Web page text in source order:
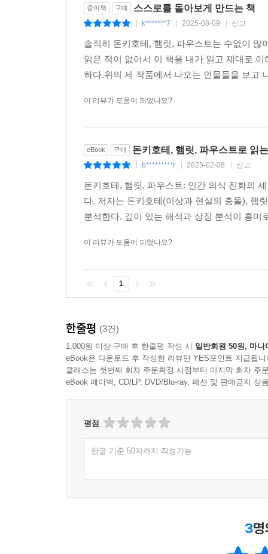
신화에나 나올 법한 완전한 인간이 되는 것이 아
필수라고도 말한다. 왜냐하면 우리는 개인사
성취하는 데 전념하는 물질 문명이 쏟아내는 온
융 박사는 이렇게 대답했다고 한다. “내면에서 필
종이책 구매 스스로를 돌아보게 만드는 책
k*******7 2025-08-09 신고
솔직히 돈키호테, 햄릿, 파우스트는 수없이
읽은 적이 없어서 이 책을 내가 읽고 제대로
하다.위의 세 작품에서 나오는 인물들을 보고
이 리뷰가 도움이 되었나요?
eBook 구매 돈키호테, 햄릿, 파우스트로 읽
b*********r 2025-02-08 신고
돈키호테, 햄릿, 파우스트: 인간 의식 진화의
다. 저자는 돈키호테(이상과 현실의 충돌), 햄
분석한다. 깊이 있는 해석과 상징 분석이 흥
이 리뷰가 도움이 되었나요?
1
한줄평 (3건)
1,000원 이상 구매 후 한줄평 작성 시 일반회원 50원, 마니
eBook은 다운로드 후 작성한 리뷰만 YES포인트 지급됩니
클래스는 첫번째 회차 주문확정 시점부터 마지막 회차 주
eBook 페이백, CD/LP, DVD/Blu-ray, 패션 및 판매금지 상
평점
한글 기준 50자까지 작성가능
3